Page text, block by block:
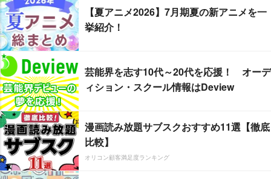
【夏アニメ2026】7月期夏の新アニメを一
挙紹介！
芸能界を志す10代～20代を応援！ オーデ
ィション・スクール情報はDeview
漫画読み放題サブスクおすすめ11選【徹底
比較】
オリコン顧客満足度ランキング